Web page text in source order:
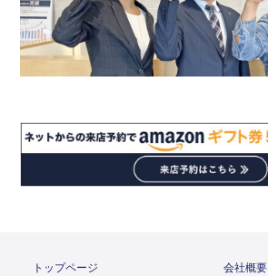
トップページ
会社概要